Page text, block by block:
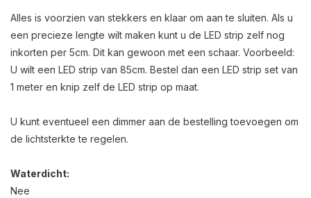
Alles is voorzien van stekkers en klaar om aan te sluiten. Als u
een precieze lengte wilt maken kunt u de LED strip zelf nog
inkorten per 5cm. Dit kan gewoon met een schaar. Voorbeeld:
U wilt een LED strip van 85cm. Bestel dan een LED strip set van
1 meter en knip zelf de LED strip op maat.
U kunt eventueel een dimmer aan de bestelling toevoegen om
de lichtsterkte te regelen.
Waterdicht:
Nee